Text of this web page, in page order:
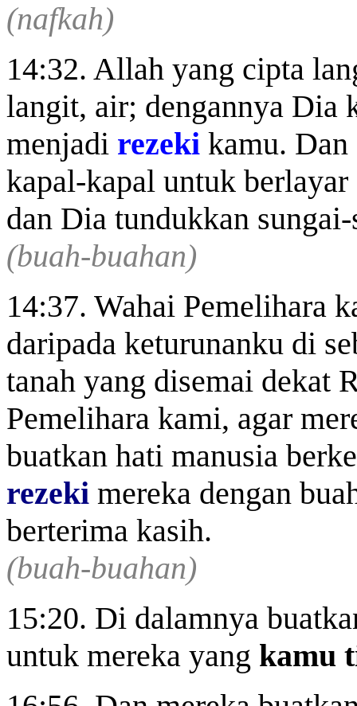
(nafkah)
14:32. Allah yang cipta
langit, air; dengannya Dia
menjadi rezeki kamu.
kapal-kapal untuk
dan Dia tundukkan
(buah-buahan)
14:37. Wahai Pemelihara
daripada keturunanku di
tanah yang disemai dekat
Pemelihara kami, agar
buatkan hati manusia
rezeki mereka dengan
berterima kasih.
(buah-buahan)
15:20. Di dalamnya
untuk mereka yang kamu